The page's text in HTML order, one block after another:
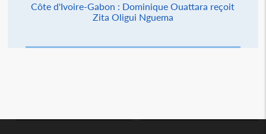
Côte d'Ivoire-Gabon : Dominique Ouattara reçoit
Zita Oligui Nguema